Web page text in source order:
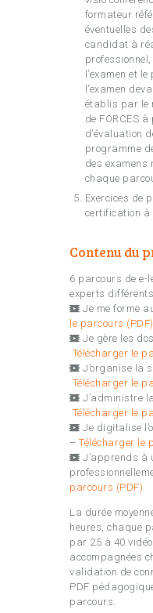
formateur
éventuelles
candidat à
l’examen et
l’examen
établis par le
de FORCES
d’évaluation
programme
des examens
chaque
Exercices de
certification à
Contenu du
6 parcours de e-
experts différents
Je me forme
le parcours (PDF)
Je gère les
Télécharger le
J’organise la
Télécharger le
J’administre
Télécharger le
Je digitalise
– Télécharger le
J’apprends à
parcours (PDF)
La durée
heures, chaque
par 25 à 40
accompagnées
validation de
PDF
parcours.